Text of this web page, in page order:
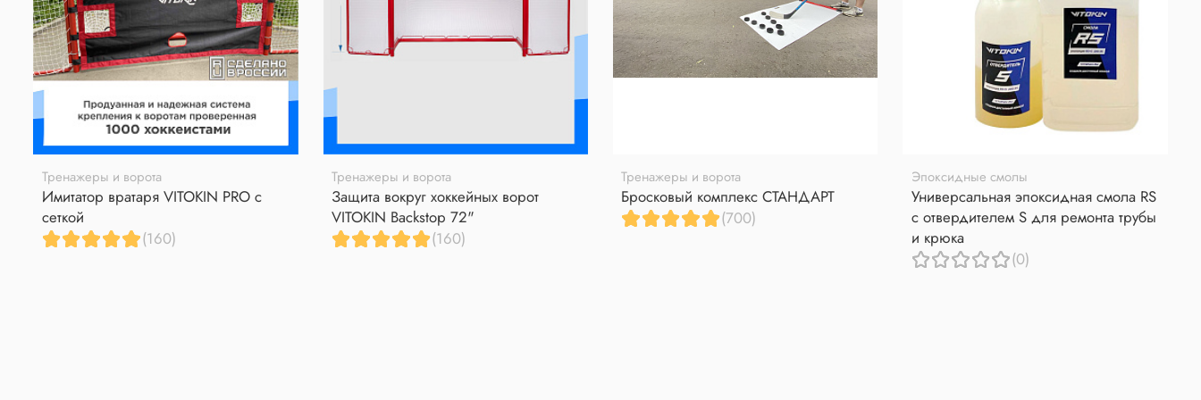
Тренажеры и ворота
Имитатор вратаря VITOKIN PRO с
сеткой
(160)
Тренажеры и ворота
Защита вокруг хоккейных ворот
VITOKIN Backstop 72"
(160)
Тренажеры и ворота
Бросковый комплекс СТАНДАРТ
(700)
Эпоксидные смолы
Универсальная эпоксидная смола RS
с отвердителем S для ремонта трубы
и крюка
(0)